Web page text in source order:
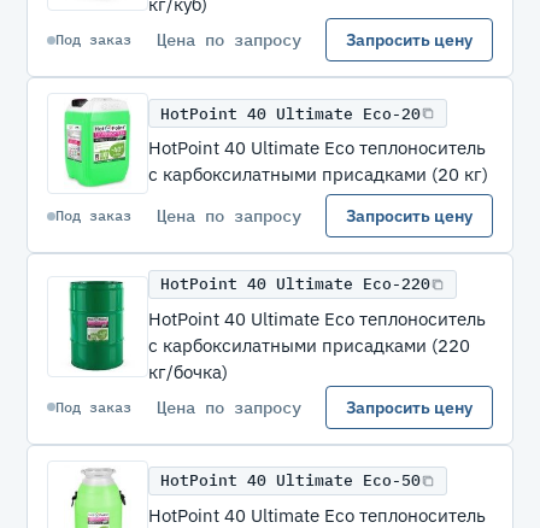
Под заказ Цена по запросу Запросить цену
HotPoint 40 Ultimate Eco-20
HotPoint 40 Ultimate Eco теплоноситель
с карбоксилатными присадками (20 кг)
Под заказ Цена по запросу Запросить цену
HotPoint 40 Ultimate Eco-220
HotPoint 40 Ultimate Eco теплоноситель
с карбоксилатными присадками (220
кг/бочка)
Под заказ Цена по запросу Запросить цену
HotPoint 40 Ultimate Eco-50
HotPoint 40 Ultimate Eco теплоноситель